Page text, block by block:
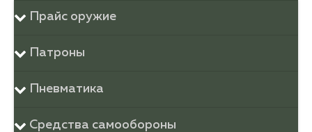
Прайс оружие
Патроны
Пневматика
Средства самообороны